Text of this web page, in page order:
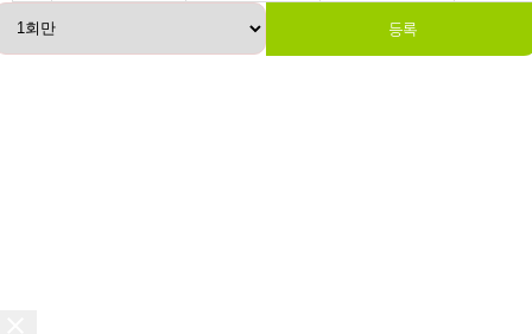
등록